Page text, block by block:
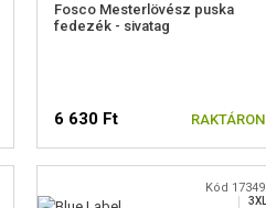
Fosco Mesterlövész puska
fedezék - sivatag
6 630 Ft RAKTÁRON
Kód 17349
3XL